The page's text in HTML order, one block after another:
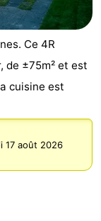
Ce 4R
de ±75m² et est
cuisine est
17 août 2026